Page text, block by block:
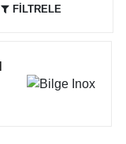
FİLTRELE